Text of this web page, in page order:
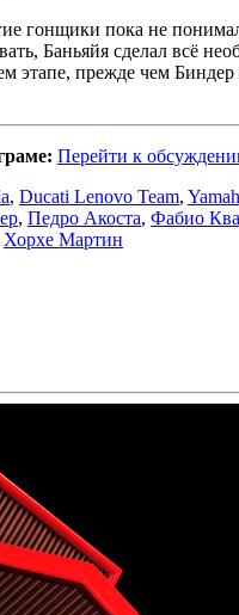
гонщики пока не
Баньяйя сделал всё
этапе, прежде чем
Перейти к
, Ducati Lenovo Team,
, Педро Акоста, Фабио
Хорхе Мартин